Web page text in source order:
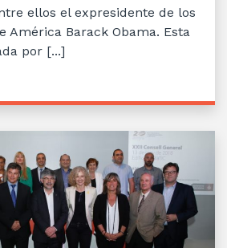
ellos el expresidente de los
América Barack Obama. Esta
por [...]